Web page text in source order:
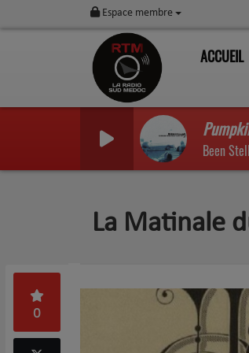
Espace membre
ACCUEIL
Been
La Matinale
0